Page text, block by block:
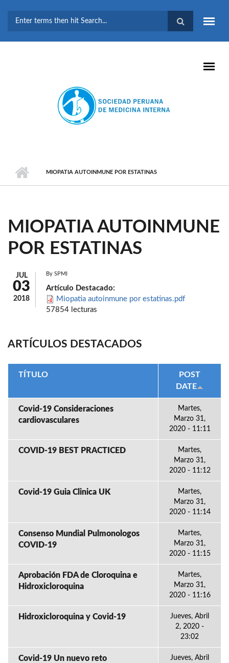
BÚSQUEDA
MIOPATIA AUTOINMUNE POR ESTATINAS
MIOPATIA AUTOINMUNE
POR ESTATINAS
JUL
03
2018
By SPMI
Artículo Destacado:
Miopatia autoinmune por estatinas.pdf
57854 lecturas
ARTÍCULOS DESTACADOS
TÍTULO
POST
DATE
Covid-19 Consideraciones
cardiovasculares
Martes,
Marzo 31,
2020 - 11:11
COVID-19 BEST PRACTICED
Martes,
Marzo 31,
2020 - 11:12
Covid-19 Guia Clinica UK
Martes,
Marzo 31,
2020 - 11:14
Consenso Mundial Pulmonologos
COVID-19
Martes,
Marzo 31,
2020 - 11:15
Aprobación FDA de Cloroquina e
Hidroxicloroquina
Martes,
Marzo 31,
2020 - 11:16
Hidroxicloroquina y Covid-19
Jueves, Abril
2, 2020 -
23:02
Covid-19 Un nuevo reto
Jueves, Abril